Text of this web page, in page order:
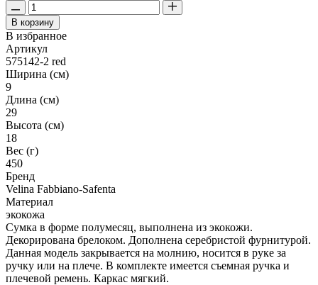
В корзину
В избранное
Артикул
575142-2 red
Ширина (см)
9
Длина (см)
29
Высота (см)
18
Вес (г)
450
Бренд
Velina Fabbiano-Safenta
Материал
экокожа
Сумка в форме полумесяц, выполнена из экокожи.
Декорирована брелоком. Дополнена серебристой фурнитурой.
Данная модель закрывается на молнию, носится в руке за
ручку или на плече. В комплекте имеется съемная ручка и
плечевой ремень. Каркас мягкий.